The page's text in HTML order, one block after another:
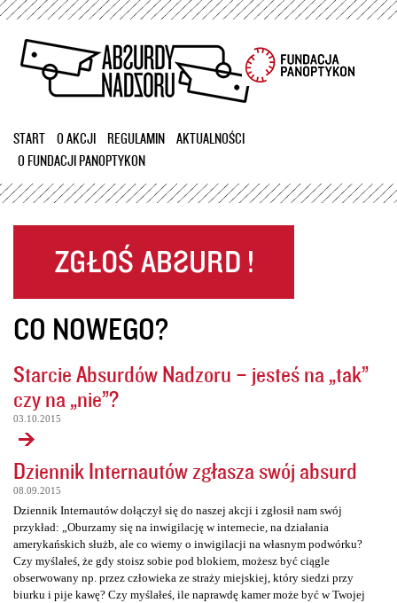
Przejdź
treści
START O AKCJI REGULAMIN
AKTUALNOŚCI
O FUNDACJI PANOPTYKON
CO NOWEGO?
Starcie Absurdów Nadzoru – jesteś na „tak”
czy na „nie”?
03.10.2015
Dziennik Internautów zgłasza swój absurd
08.09.2015
Dziennik Internautów dołączył się do naszej akcji i zgłosił nam swój
przykład: „Oburzamy się na inwigilację w internecie, na działania
amerykańskich służb, ale co wiemy o inwigilacji na własnym podwórku?
Czy myślałeś, że gdy stoisz sobie pod blokiem, możesz być ciągle
obserwowany np. przez człowieka ze straży miejskiej, który siedzi przy
biurku i pije kawę? Czy myślałeś, ile naprawdę kamer może być w Twojej